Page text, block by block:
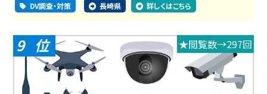
DV調査・対策 長崎県 詳しくはこちら
9 ★閲覧数→297回